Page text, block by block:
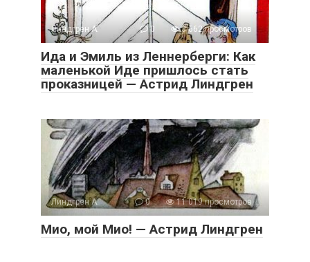
Линдгрен А. 0 3 662 просмотров
Ида и Эмиль из Леннерберги: Как
маленькой Иде пришлось стать
проказницей — Астрид Линдгрен
Линдгрен А. 0 11 019 просмотров
Мио, мой Мио! — Астрид Линдгрен